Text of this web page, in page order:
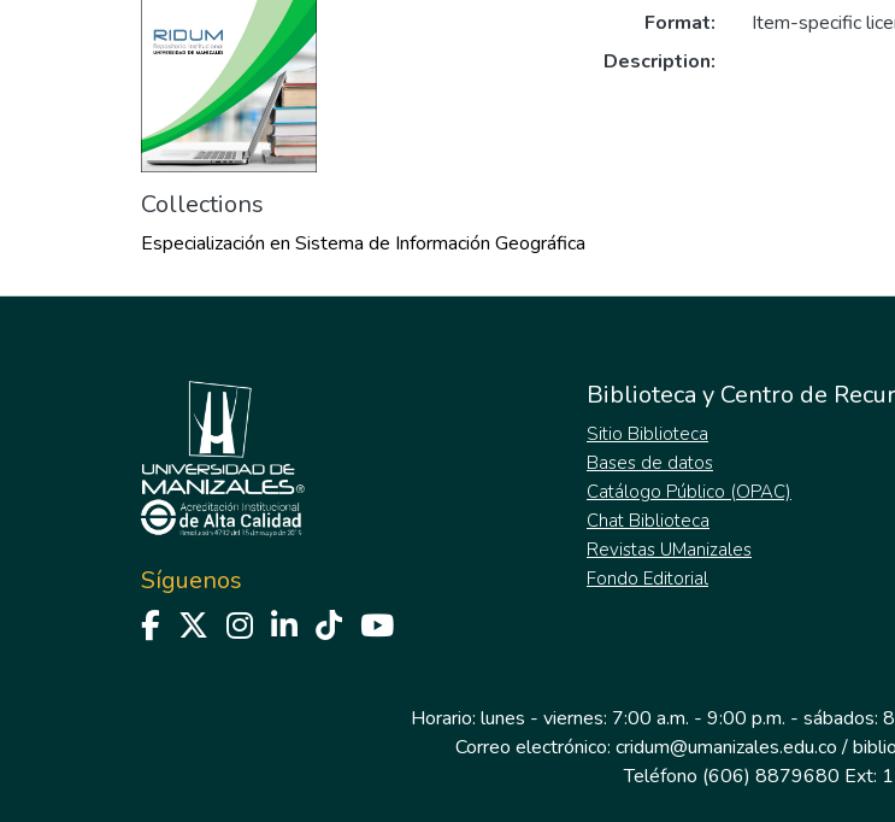
Format:
Item-specific
Description:
Collections
Especialización en Sistema de Información Geográfica
Síguenos
Biblioteca y Centro de
Sitio Biblioteca
Bases de datos
Catálogo Público (OPAC)
Chat Biblioteca
Revistas UManizales
Fondo Editorial
Horario: lunes - viernes: 7:00 a.m. - 9:00 p.m. - sábados:
Correo electrónico: cridum@umanizales.edu.co /
Teléfono (606) 8879680 Ext: